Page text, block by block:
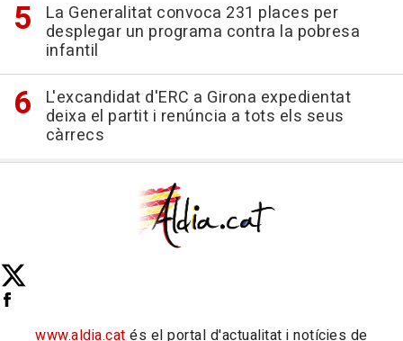
La Generalitat convoca 231 places per
desplegar un programa contra la pobresa
infantil
L'excandidat d'ERC a Girona expedientat
deixa el partit i renúncia a tots els seus
càrrecs
www.aldia.cat és el portal d'actualitat i notícies de